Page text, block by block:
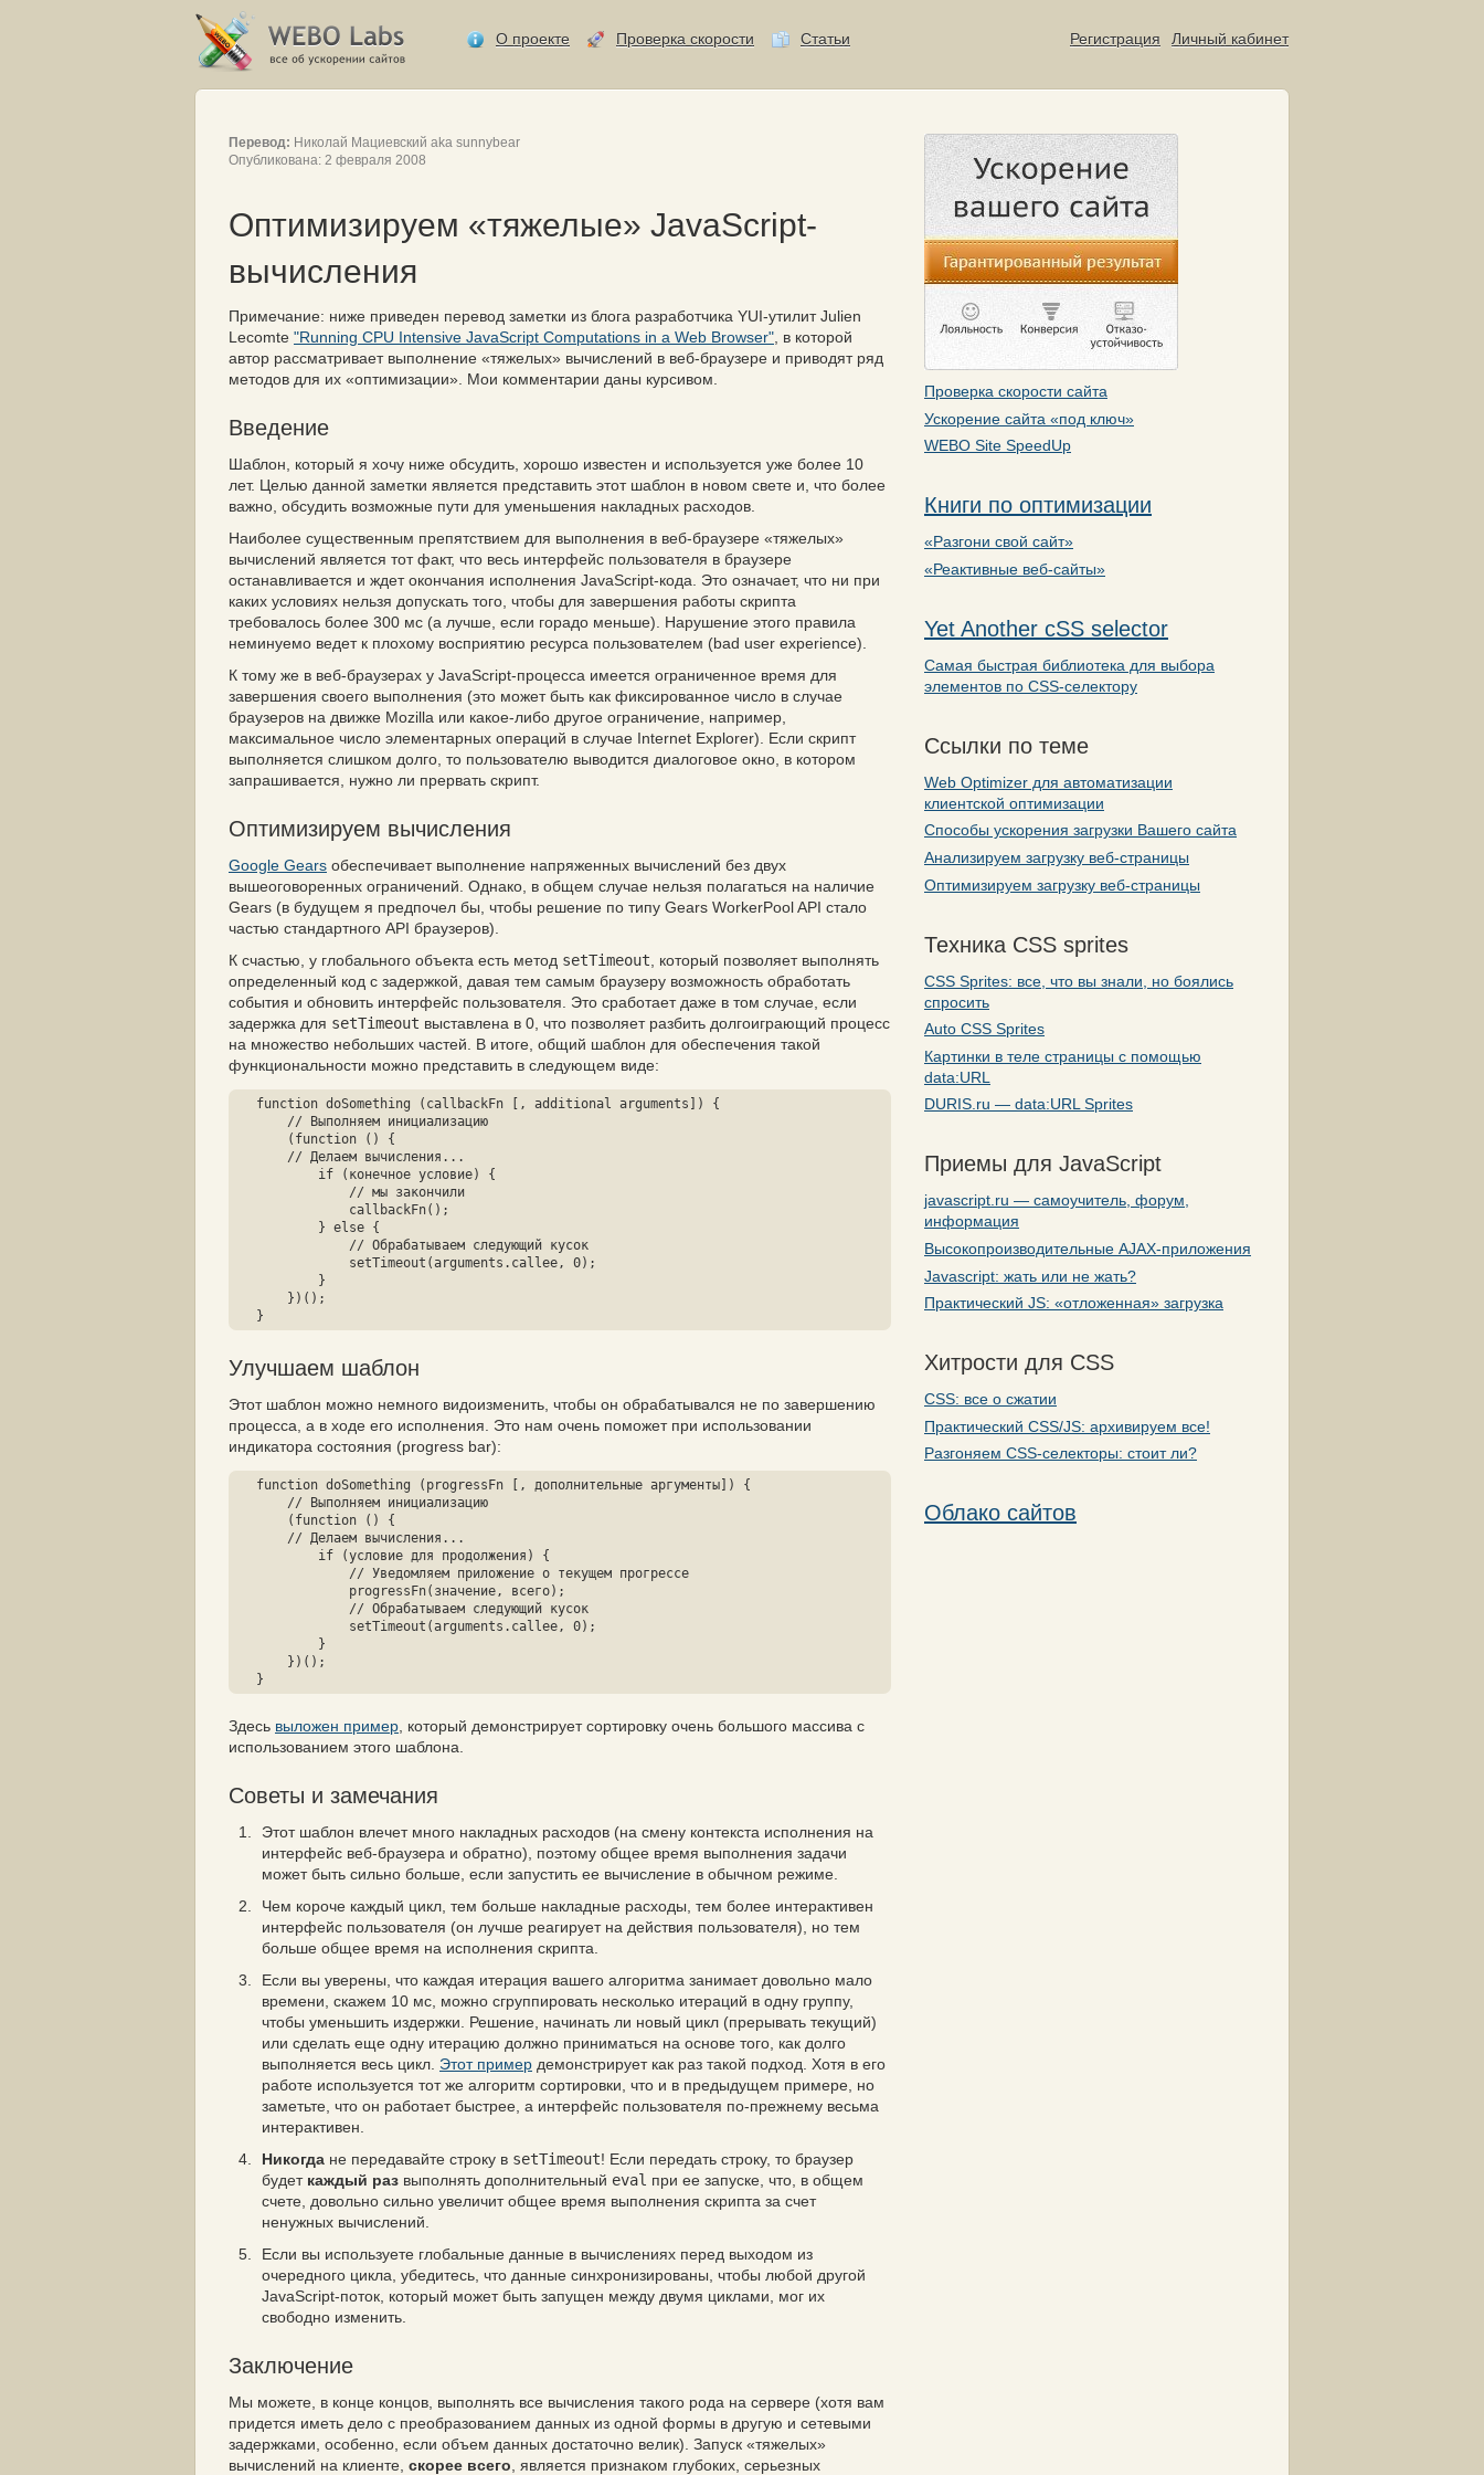
О проекте Проверка скорости Статьи Регистрация Личный кабинет
Проверка скорости сайта
Ускорение сайта «под ключ»
WEBO Site SpeedUp
Книги по оптимизации
«Разгони свой сайт»
«Реактивные веб-сайты»
Yet Another cSS selector
Самая быстрая библиотека для выбора
элементов по CSS-селектору
Ссылки по теме
Web Optimizer для автоматизации
клиентской оптимизации
Способы ускорения загрузки Вашего сайта
Анализируем загрузку веб-страницы
Оптимизируем загрузку веб-страницы
Техника CSS sprites
CSS Sprites: все, что вы знали, но боялись
спросить
Auto CSS Sprites
Картинки в теле страницы с помощью
data:URL
DURIS.ru — data:URL Sprites
Приемы для JavaScript
javascript.ru — самоучитель, форум,
информация
Высокопроизводительные AJAX-приложения
Javascript: жать или не жать?
Практический JS: «отложенная» загрузка
Хитрости для CSS
CSS: все о сжатии
Практический CSS/JS: архивируем все!
Разгоняем CSS-селекторы: стоит ли?
Облако сайтов
Перевод: Николай Мациевский aka sunnybear
Опубликована: 2 февраля 2008
Оптимизируем «тяжелые» JavaScript-
вычисления
Примечание: ниже приведен перевод заметки из блога разработчика YUI-утилит Julien
Lecomte "Running CPU Intensive JavaScript Computations in a Web Browser" , в которой
автор рассматривает выполнение «тяжелых» вычислений в веб-браузере и приводят ряд
методов для их «оптимизации». Мои комментарии даны курсивом.
Введение
Шаблон, который я хочу ниже обсудить, хорошо известен и используется уже более 10
лет. Целью данной заметки является представить этот шаблон в новом свете и, что более
важно, обсудить возможные пути для уменьшения накладных расходов.
Наиболее существенным препятствием для выполнения в веб-браузере «тяжелых»
вычислений является тот факт, что весь интерфейс пользователя в браузере
останавливается и ждет окончания исполнения JavaScript-кода. Это означает, что ни при
каких условиях нельзя допускать того, чтобы для завершения работы скрипта
требовалось более 300 мс (а лучше, если горадо меньше). Нарушение этого правила
неминуемо ведет к плохому восприятию ресурса пользователем (bad user experience).
К тому же в веб-браузерах у JavaScript-процесса имеется ограниченное время для
завершения своего выполнения (это может быть как фиксированное число в случае
браузеров на движке Mozilla или какое-либо другое ограничение, например,
максимальное число элементарных операций в случае Internet Explorer). Если скрипт
выполняется слишком долго, то пользователю выводится диалоговое окно, в котором
запрашивается, нужно ли прервать скрипт.
Оптимизируем вычисления
Google Gears обеспечивает выполнение напряженных вычислений без двух
вышеоговоренных ограничений. Однако, в общем случае нельзя полагаться на наличие
Gears (в будущем я предпочел бы, чтобы решение по типу Gears WorkerPool API стало
частью стандартного API браузеров).
К счастью, у глобального объекта есть метод setTimeout , который позволяет выполнять
определенный код с задержкой, давая тем самым браузеру возможность обработать
события и обновить интерфейс пользователя. Это сработает даже в том случае, если
задержка для setTimeout выставлена в 0, что позволяет разбить долгоиграющий процесс
на множество небольших частей. В итоге, общий шаблон для обеспечения такой
функциональности можно представить в следующем виде:
function doSomething (callbackFn [, additional arguments]) {
}
Улучшаем шаблон
Этот шаблон можно немного видоизменить, чтобы он обрабатывался не по завершению
процесса, а в ходе его исполнения. Это нам очень поможет при использовании
индикатора состояния (progress bar):
function doSomething (progressFn [, дополнительные аргументы]) {
}
Здесь выложен пример , который демонстрирует сортировку очень большого массива с
использованием этого шаблона.
Советы и замечания
Этот шаблон влечет много накладных расходов (на смену контекста исполнения на
интерфейс веб-браузера и обратно), поэтому общее время выполнения задачи
может быть сильно больше, если запустить ее вычисление в обычном режиме.
Чем короче каждый цикл, тем больше накладные расходы, тем более интерактивен
интерфейс пользователя (он лучше реагирует на действия пользователя), но тем
больше общее время на исполнения скрипта.
Если вы уверены, что каждая итерация вашего алгоритма занимает довольно мало
времени, скажем 10 мс, можно сгруппировать несколько итераций в одну группу,
чтобы уменьшить издержки. Решение, начинать ли новый цикл (прерывать текущий)
или сделать еще одну итерацию должно приниматься на основе того, как долго
выполняется весь цикл. Этот пример демонстрирует как раз такой подход. Хотя в его
работе используется тот же алгоритм сортировки, что и в предыдущем примере, но
заметьте, что он работает быстрее, а интерфейс пользователя по-прежнему весьма
интерактивен.
Никогда не передавайте строку в setTimeout! Если передать строку, то браузер
будет каждый раз выполнять дополнительный eval при ее запуске, что, в общем
счете, довольно сильно увеличит общее время выполнения скрипта за счет
ненужных вычислений.
Если вы используете глобальные данные в вычислениях перед выходом из
очередного цикла, убедитесь, что данные синхронизированы, чтобы любой другой
JavaScript-поток, который может быть запущен между двумя циклами, мог их
свободно изменить.
Заключение
Мы можете, в конце концов, выполнять все вычисления такого рода на сервере (хотя вам
придется иметь дело с преобразованием данных из одной формы в другую и сетевыми
задержками, особенно, если объем данных достаточно велик). Запуск «тяжелых»
вычислений на клиенте, скорее всего , является признаком глубоких, серьезных